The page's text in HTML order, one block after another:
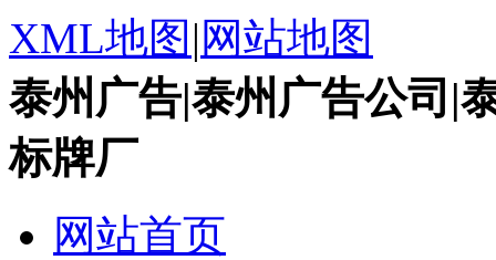
XML地图 | 网站地图
泰州广告|泰州广告公司|
标牌厂
网站首页